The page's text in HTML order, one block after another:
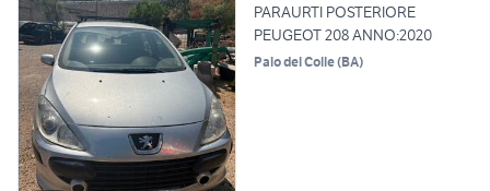
PARAURTI POSTERIORE
PEUGEOT 208 ANNO:2020
Palo del Colle(BA)